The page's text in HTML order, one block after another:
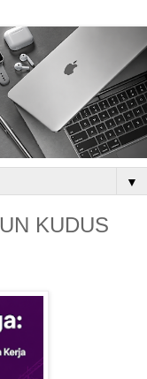
▼
KUDUS